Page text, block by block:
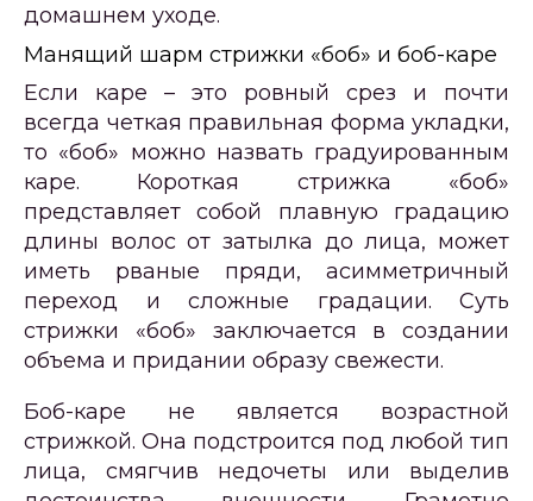
домашнем уходе.
Манящий шарм стрижки «боб» и боб-каре
Если каре – это ровный срез и почти
всегда четкая правильная форма укладки,
то «боб» можно назвать градуированным
каре. Короткая стрижка «боб»
представляет собой плавную градацию
длины волос от затылка до лица, может
иметь рваные пряди, асимметричный
переход и сложные градации. Суть
стрижки «боб» заключается в создании
объема и придании образу свежести.
Боб-каре не является возрастной
стрижкой. Она подстроится под любой тип
лица, смягчив недочеты или выделив